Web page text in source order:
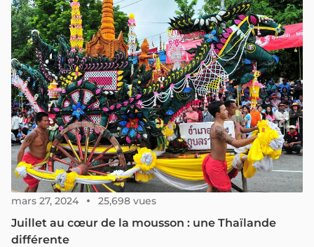
mars 27, 2024 25,698 vues
Juillet au cœur de la mousson : une Thaïlande
différente